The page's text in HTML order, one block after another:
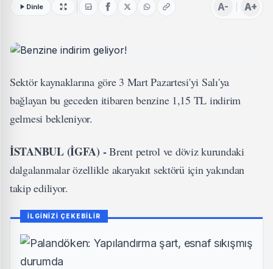
Dinle A- A+
Sektör kaynaklarına göre 3 Mart Pazartesi'yi Salı'ya
bağlayan bu geceden itibaren benzine 1,15 TL indirim
gelmesi bekleniyor.
İSTANBUL (İGFA) -Brent petrol ve döviz kurundaki
dalgalanmalar özellikle akaryakıt sektörü için yakından
takip ediliyor.
İLGİNİZİ ÇEKEBİLİR